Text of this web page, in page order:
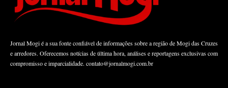
Jornal Mogi é a sua fonte confiável de informações sobre a região de Mogi das Cruzes
e arredores. Oferecemos notícias de última hora, análises e reportagens exclusivas com
compromisso e imparcialidade. contato@jornalmogi.com.br